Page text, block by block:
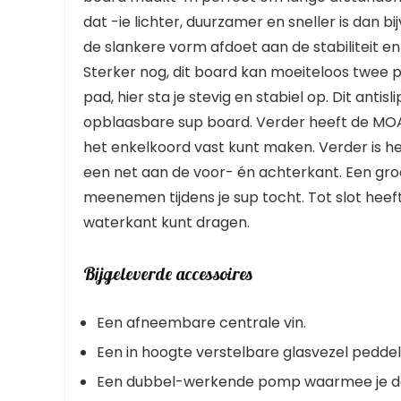
dat -ie lichter, duurzamer en sneller is dan
de slankere vorm afdoet aan de stabiliteit en
Sterker nog, dit board kan moeiteloos twee
pad, hier sta je stevig en stabiel op. Dit
opblaasbare sup board. Verder heeft de
het enkelkoord vast kunt maken. Verder is
een net aan de voor- én achterkant. Een
meenemen tijdens je sup tocht. Tot slot
waterkant kunt dragen.
Bijgeleverde accessoires
Een afneembare centrale vin.
Een in hoogte verstelbare glasvezel
Een dubbel-werkende pomp waarmee je